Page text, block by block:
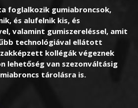
foglalkozik gumiabroncsok,
és alufelnik kis, és
valamint gumiszereléssel, amit
technológiával ellátott
kollégák végeznek
lehetőség van szezonváltásig
tárolásra is.